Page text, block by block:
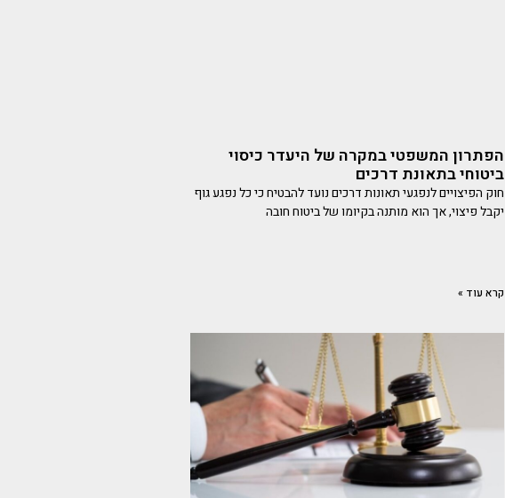
הפתרון המשפטי במקרה של היעדר כיסוי
ביטוחי בתאונת דרכים
חוק הפיצויים לנפגעי תאונות דרכים נועד להבטיח כי כל נפגע גוף
יקבל פיצוי, אך הוא מותנה בקיומו של ביטוח חובה
קרא עוד »